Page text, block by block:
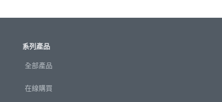
系列產品
全部產品
在線購買